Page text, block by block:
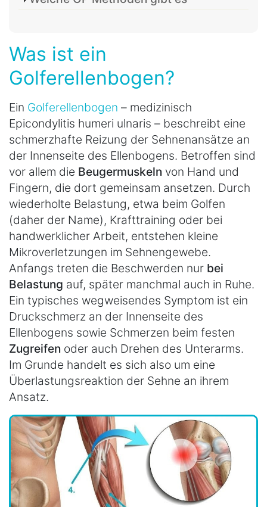
Was ist ein
Golferellenbogen?
Ein Golferellenbogen – medizinisch
Epicondylitis humeri ulnaris – beschreibt eine
schmerzhafte Reizung der Sehnenansätze an
der Innenseite des Ellenbogens. Betroffen sind
vor allem die Beugermuskeln von Hand und
Fingern, die dort gemeinsam ansetzen. Durch
wiederholte Belastung, etwa beim Golfen
(daher der Name), Krafttraining oder bei
handwerklicher Arbeit, entstehen kleine
Mikroverletzungen im Sehnengewebe.
Anfangs treten die Beschwerden nur bei
Belastung auf, später manchmal auch in Ruhe.
Ein typisches wegweisendes Symptom ist ein
Druckschmerz an der Innenseite des
Ellenbogens sowie Schmerzen beim festen
Zugreifen oder auch Drehen des Unterarms.
Im Grunde handelt es sich also um eine
Überlastungsreaktion der Sehne an ihrem
Ansatz.